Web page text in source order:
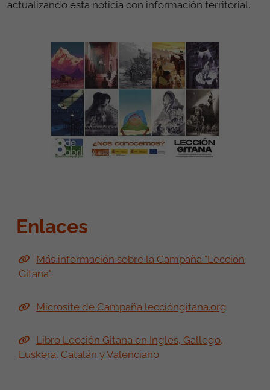
actualizando esta noticia con información territorial.
Enlaces
Más información sobre la Campaña "Lección
Gitana"
Microsite de Campaña leccióngitana.org
Libro Lección Gitana en Inglés, Gallego,
Euskera, Catalán y Valenciano